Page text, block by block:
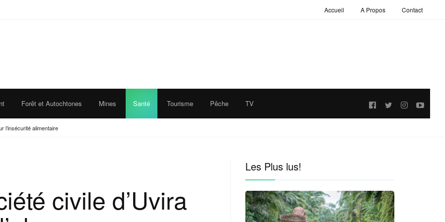
Accueil A Propos Contact
Forêt et Autochtones Mines Santé Tourisme Pêche TV Follow
l’insécurité alimentaire
civile d’Uvira
Les Plus lus!